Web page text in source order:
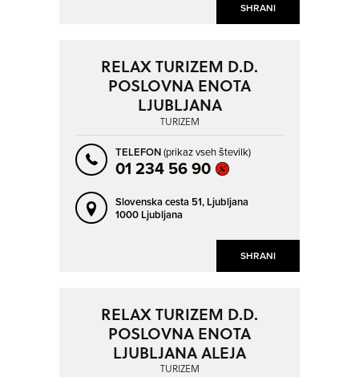
SHRANI
SHRANI
RELAX TURIZEM D.D.
POSLOVNA ENOTA
LJUBLJANA
TURIZEM
TELEFON(prikaz vseh številk)
01 234 56 90
Slovenska cesta 51, Ljubljana
1000 Ljubljana
RELAX TURIZEM D.D.
POSLOVNA ENOTA
LJUBLJANA ALEJA
TURIZEM